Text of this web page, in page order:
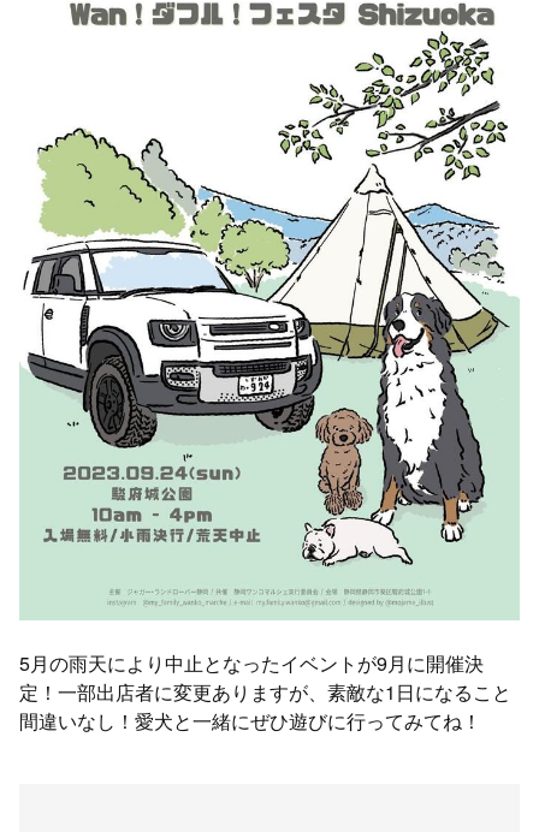
5月の雨天により中止となったイベントが9月に開催決
定！一部出店者に変更ありますが、素敵な1日になること
間違いなし！愛犬と一緒にぜひ遊びに行ってみてね！